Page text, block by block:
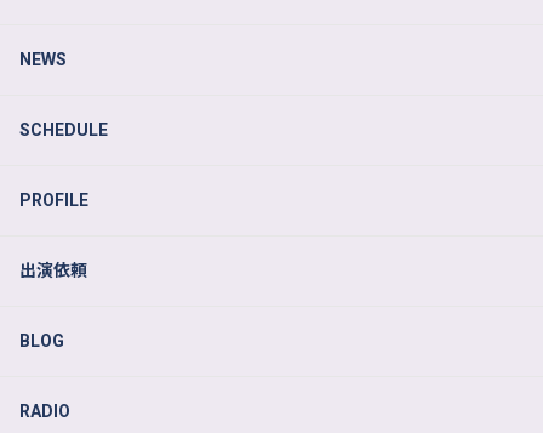
NEWS
SCHEDULE
PROFILE
出演依頼
BLOG
RADIO